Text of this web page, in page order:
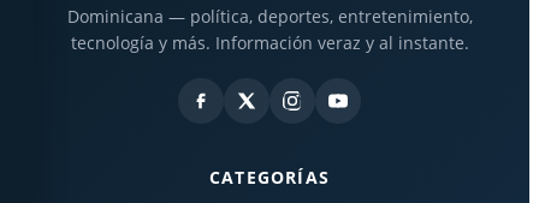
Dominicana — política, deportes, entretenimiento,
tecnología y más. Información veraz y al instante.
CATEGORÍAS